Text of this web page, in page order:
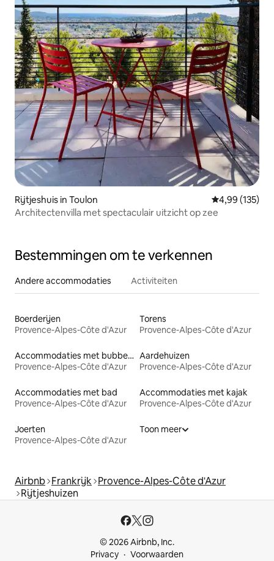
Rijtjeshuis in Toulon Gemiddelde
4,99 (135)
Architectenvilla met spectaculair uitzicht op zee
Bestemmingen om te verkennen
Andere accommodaties Activiteiten
Boerderijen
Provence-Alpes-Côte d'Azur
Torens
Provence-Alpes-Côte d'Azur
Accommodaties met bubbelbad
Provence-Alpes-Côte d'Azur
Aardehuizen
Provence-Alpes-Côte d'Azur
Accommodaties met bad
Provence-Alpes-Côte d'Azur
Accommodaties met kajak
Provence-Alpes-Côte d'Azur
Joerten
Provence-Alpes-Côte d'Azur
Toon meer
Airbnb Frankrijk Provence-Alpes-Côte d'Azur
Rijtjeshuizen
© 2026 Airbnb, Inc.
Privacy
Voorwaarden